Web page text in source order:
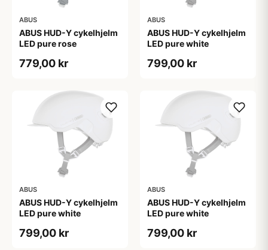
ABUS
ABUS HUD-Y cykelhjelm
LED pure rose
779,00 kr
ABUS
ABUS HUD-Y cykelhjelm
LED pure white
799,00 kr
ABUS
ABUS HUD-Y cykelhjelm
LED pure white
799,00 kr
ABUS
ABUS HUD-Y cykelhjelm
LED pure white
799,00 kr